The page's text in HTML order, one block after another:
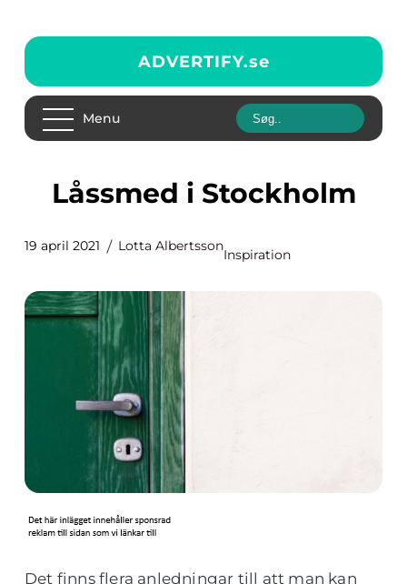
ADVERTIFY.se
Menu
Låssmed i Stockholm
19 april 2021 Lotta Albertsson
Inspiration
Det finns flera anledningar till att man kan